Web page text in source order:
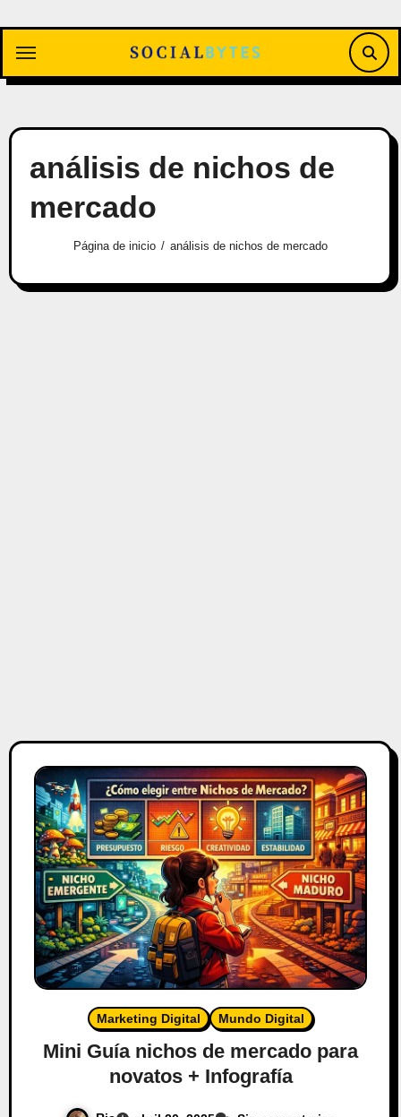
contenido
análisis de nichos de
mercado
Página de inicio análisis de nichos de mercado
Marketing Digital Mundo Digital
Mini Guía nichos de mercado para
novatos + Infografía